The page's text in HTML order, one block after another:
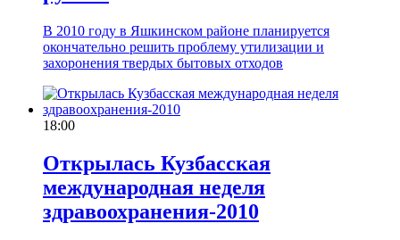
В 2010 году в Яшкинском районе планируется
окончательно решить проблему утилизации и
захоронения твердых бытовых отходов
18:00
Открылась Кузбасская
международная неделя
здравоохранения-2010